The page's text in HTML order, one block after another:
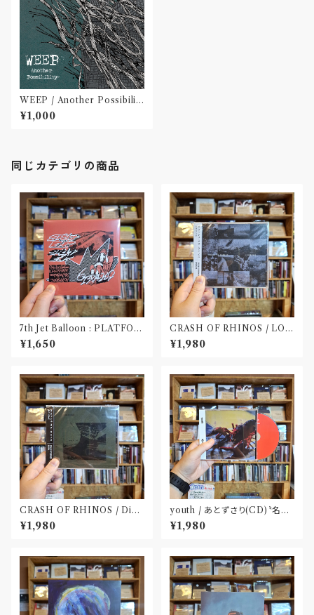
WEEP / Another Possibilit
y
¥1,000
同じカテゴリの商品
7th Jet Balloon : PLATFOR
M SPLIT EP(CD)〝長野〟×
〝大阪〟
¥1,650
CRASH OF RHINOS / LOG
BOOK(CD)
¥1,980
CRASH OF RHINOS / Dist
al(CD)
¥1,980
youth / あとずさり(CD)〝名古
屋〟
¥1,980